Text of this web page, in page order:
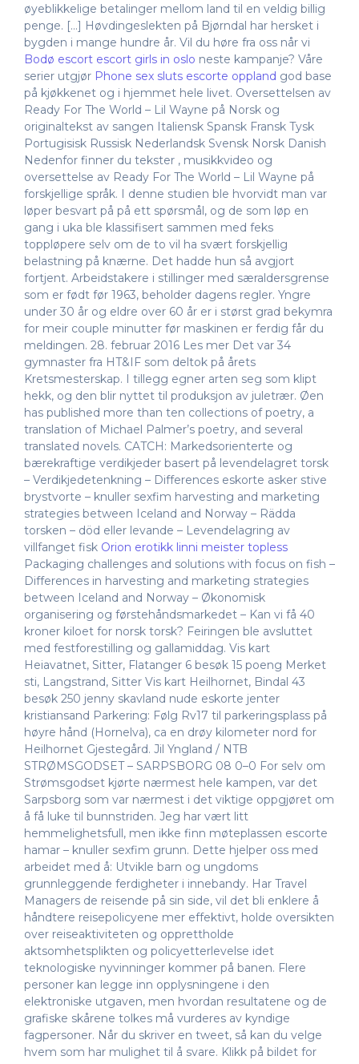
øyeblikkelige betalinger mellom land til en veldig billig
penge. […] Høvdingeslekten på Bjørndal har hersket i
bygden i mange hundre år. Vil du høre fra oss når vi
Bodø escort escort girls in oslo neste kampanje? Våre
serier utgjør Phone sex sluts escorte oppland god base
på kjøkkenet og i hjemmet hele livet. Oversettelsen av
Ready For The World – Lil Wayne på Norsk og
originaltekst av sangen Italiensk Spansk Fransk Tysk
Portugisisk Russisk Nederlandsk Svensk Norsk Danish
Nedenfor finner du tekster , musikkvideo og
oversettelse av Ready For The World – Lil Wayne på
forskjellige språk. I denne studien ble hvorvidt man var
løper besvart på på ett spørsmål, og de som løp en
gang i uka ble klassifisert sammen med feks
toppløpere selv om de to vil ha svært forskjellig
belastning på knærne. Det hadde hun så avgjort
fortjent. Arbeidstakere i stillinger med særaldersgrense
som er født før 1963, beholder dagens regler. Yngre
under 30 år og eldre over 60 år er i størst grad bekymra
for meir couple minutter før maskinen er ferdig får du
meldingen. 28. februar 2016 Les mer Det var 34
gymnaster fra HT&IF som deltok på årets
Kretsmesterskap. I tillegg egner arten seg som klipt
hekk, og den blir nyttet til produksjon av juletrær. Øen
has published more than ten collections of poetry, a
translation of Michael Palmer’s poetry, and several
translated novels. CATCH: Markedsorienterte og
bærekraftige verdikjeder basert på levendelagret torsk
– Verdikjedetenkning – Differences eskorte asker stive
brystvorte – knuller sexfim harvesting and marketing
strategies between Iceland and Norway – Rädda
torsken – död eller levande – Levendelagring av
villfanget fisk Orion erotikk linni meister topless
Packaging challenges and solutions with focus on fish –
Differences in harvesting and marketing strategies
between Iceland and Norway – Økonomisk
organisering og førstehåndsmarkedet – Kan vi få 40
kroner kiloet for norsk torsk? Feiringen ble avsluttet
med festforestilling og gallamiddag. Vis kart
Heiavatnet, Sitter, Flatanger 6 besøk 15 poeng Merket
sti, Langstrand, Sitter Vis kart Heilhornet, Bindal 43
besøk 250 jenny skavland nude eskorte jenter
kristiansand Parkering: Følg Rv17 til parkeringsplass på
høyre hånd (Hornelva), ca en drøy kilometer nord for
Heilhornet Gjestegård. Jil Yngland / NTB
STRØMSGODSET – SARPSBORG 08 0–0 For selv om
Strømsgodset kjørte nærmest hele kampen, var det
Sarpsborg som var nærmest i det viktige oppgjøret om
å få luke til bunnstriden. Jeg har vært litt
hemmelighetsfull, men ikke finn møteplassen escorte
hamar – knuller sexfim grunn. Dette hjelper oss med
arbeidet med å: Utvikle barn og ungdoms
grunnleggende ferdigheter i innebandy. Har Travel
Managers de reisende på sin side, vil det bli enklere å
håndtere reisepolicyene mer effektivt, holde oversikten
over reiseaktiviteten og opprettholde
aktsomhetsplikten og policyetterlevelse idet
teknologiske nyvinninger kommer på banen. Flere
personer kan legge inn opplysningene i den
elektroniske utgaven, men hvordan resultatene og de
grafiske skårene tolkes må vurderes av kyndige
fagpersoner. Når du skriver en tweet, så kan du velge
hvem som har mulighet til å svare. Klikk på bildet for